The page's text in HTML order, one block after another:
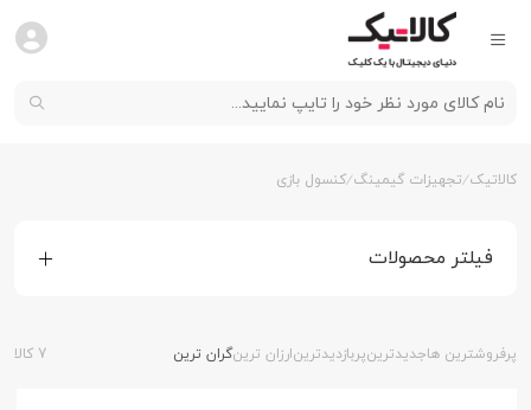
کالاتیک تجهیزات گیمینگ کنسول بازی
فیلتر محصولات
پرفروشترین هاجدیدترینپربازدیدترینارزان ترینگران ترین 7 کالا